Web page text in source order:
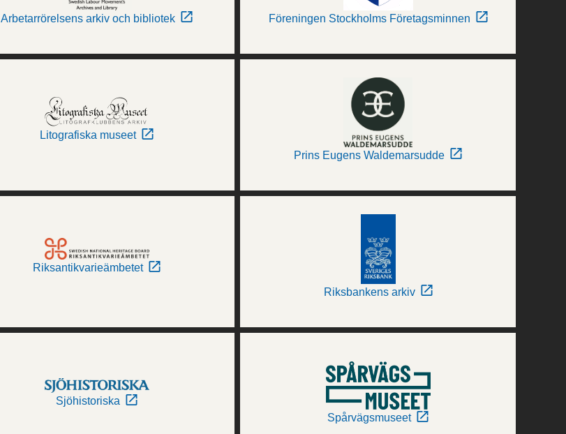
Arbetarrörelsens arkiv och bibliotek Föreningen Stockholms Företagsminnen
Litografiska museet
Prins Eugens Waldemarsudde
Riksantikvarieämbetet
Riksbankens arkiv
Sjöhistoriska
Spårvägsmuseet